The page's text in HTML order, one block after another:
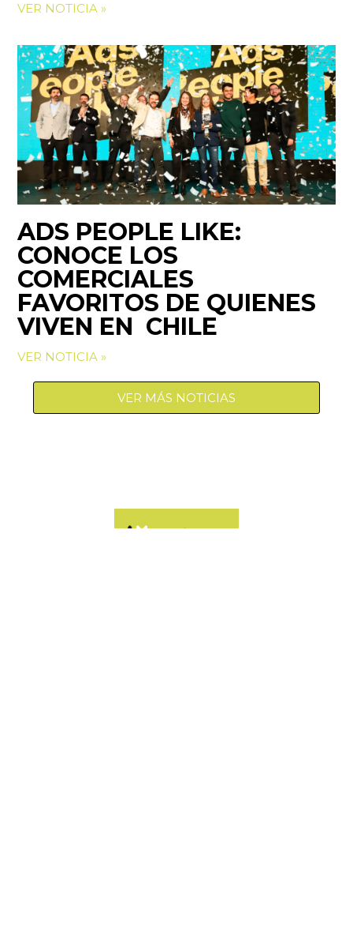
VER NOTICIA »
ADS PEOPLE LIKE:
CONOCE LOS
COMERCIALES
FAVORITOS DE QUIENES
VIVEN EN CHILE
VER NOTICIA »
VER MÁS NOTICIAS